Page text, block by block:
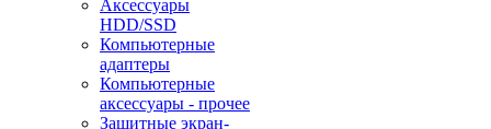
Аксессуары
HDD/SSD
Компьютерные
адаптеры
Компьютерные
аксессуары - прочее
Защитные экран-